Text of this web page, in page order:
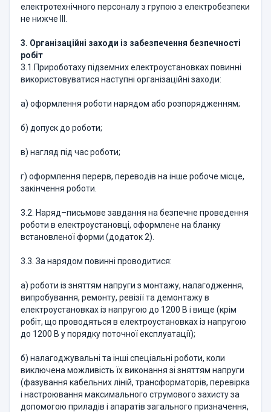
електротехнічного персоналу з групою з електробезпеки
не нижче ІІІ.
3. Організаційні заходи із забезпечення безпечності
робіт
3.1.Прироботаху підземних електроустановках повинні
використовуватися наступні організаційні заходи:
а) оформлення роботи нарядом або розпорядженням;
б) допуск до роботи;
в) нагляд під час роботи;
г) оформлення перерв, переводів на інше робоче місце,
закінчення роботи.
3.2. Наряд–письмове завдання на безпечне проведення
роботи в електроустановці, оформлене на бланку
встановленої форми (додаток 2).
3.3. За нарядом повинні проводитися:
а) роботи із зняттям напруги з монтажу, налагодження,
випробування, ремонту, ревізії та демонтажу в
електроустановках із напругою до 1200 В і вище (крім
робіт, що проводяться в електроустановках із напругою
до 1200 В у порядку поточної експлуатації);
б) налагоджувальні та інші спеціальні роботи, коли
виключена можливість їх виконання зі зняттям напруги
(фазування кабельних ліній, трансформаторів, перевірка
і настроювання максимального струмового захисту за
допомогою приладів і апаратів загального призначення,